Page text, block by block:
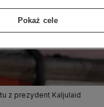
z prezydent Kaljulaid
Pokaż cele